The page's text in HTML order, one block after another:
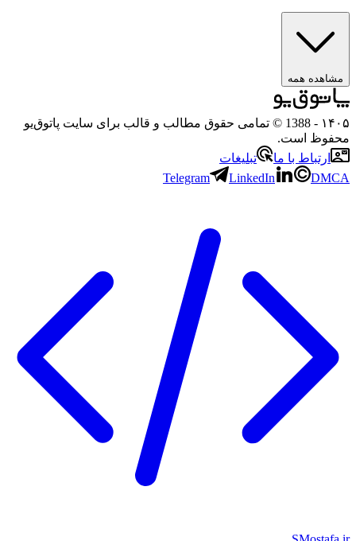
مشاهده همه
۱۴۰۵
- 1388 © تمامی حقوق مطالب و قالب برای سایت پاتوق‌یو
محفوظ است.
ارتباط با ما
تبلیغات
Telegram
LinkedIn DMCA